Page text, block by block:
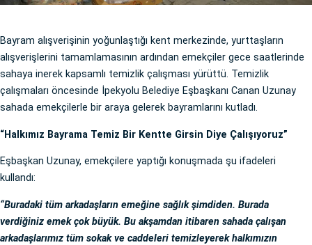
Bayram alışverişinin yoğunlaştığı kent merkezinde, yurttaşların
alışverişlerini tamamlamasının ardından emekçiler gece saatlerinde
sahaya inerek kapsamlı temizlik çalışması yürüttü. Temizlik
çalışmaları öncesinde İpekyolu Belediye Eşbaşkanı Canan Uzunay
sahada emekçilerle bir araya gelerek bayramlarını kutladı.
“Halkımız Bayrama Temiz Bir Kentte Girsin Diye Çalışıyoruz”
Eşbaşkan Uzunay, emekçilere yaptığı konuşmada şu ifadeleri
kullandı:
“Buradaki tüm arkadaşların emeğine sağlık şimdiden. Burada
verdiğiniz emek çok büyük. Bu akşamdan itibaren sahada çalışan
arkadaşlarımız tüm sokak ve caddeleri temizleyerek halkımızın